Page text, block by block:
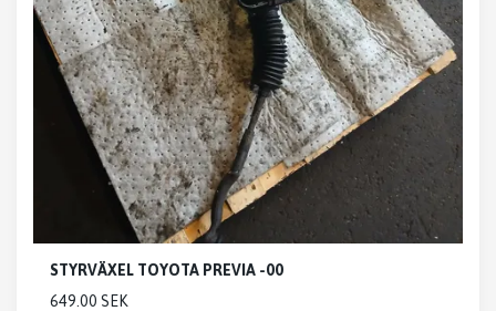
STYRVÄXEL TOYOTA PREVIA -00
649.00 SEK